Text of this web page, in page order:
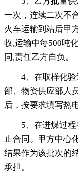
一次，连续二次不
火车运输到站后甲
收,运输中每500吨
同,责任乙方自负。
4、在取样化
部、物资供应部人
后，按要求填写热
5、在进煤过
止合同。甲方中心
结果作为该批次的
承担。